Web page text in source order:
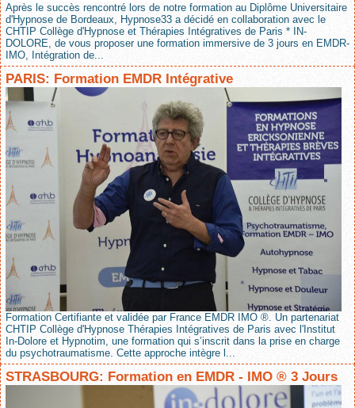
Après le succès rencontré lors de notre formation au Diplôme Universitaire
d'Hypnose de Bordeaux, Hypnose33 a décidé en collaboration avec le
CHTIP Collège d'Hypnose et Thérapies Intégratives de Paris * IN-
DOLORE, de vous proposer une formation immersive de 3 jours en EMDR-
IMO, Intégration de...
PARIS: Formation EMDR Intégrative
Formation Certifiante et validée par France EMDR IMO ®. Un partenariat
CHTIP Collège d'Hypnose Thérapies Intégratives de Paris avec l'Institut
In-Dolore et Hypnotim, une formation qui s’inscrit dans la prise en charge
du psychotraumatisme. Cette approche intègre l...
STRASBOURG: Formation en EMDR - IMO ® 3 Jours